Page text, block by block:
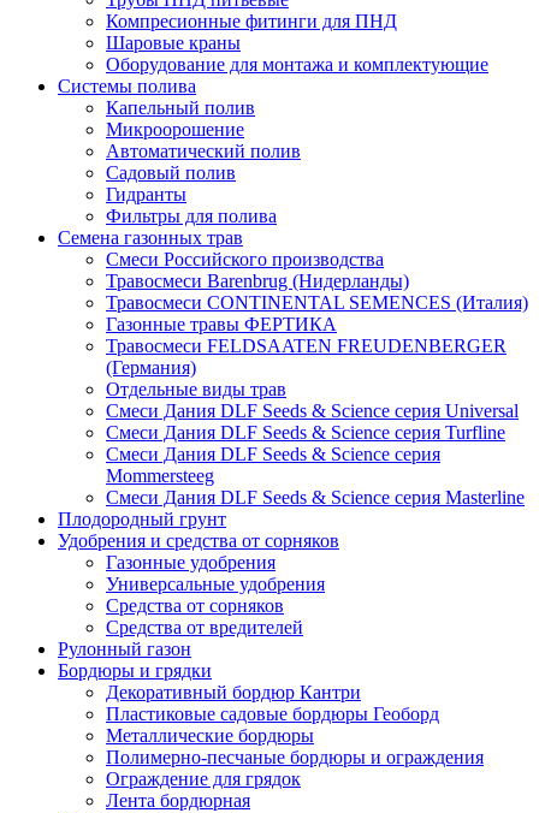
Компресионные фитинги для ПНД
Шаровые краны
Оборудование для монтажа и комплектующие
Системы полива
Капельный полив
Микроорошение
Автоматический полив
Садовый полив
Гидранты
Фильтры для полива
Семена газонных трав
Смеси Российского производства
Травосмеси Barenbrug (Нидерланды)
Травосмеси CONTINENTAL SEMENCES (Италия)
Газонные травы ФЕРТИКА
Травосмеси FELDSAATEN FREUDENBERGER
(Германия)
Отдельные виды трав
Смеси Дания DLF Seeds & Sciеnce серия Universal
Смеси Дания DLF Seeds & Sciеnce серия Turfline
Смеси Дания DLF Seeds & Sciеnce серия
Mommersteeg
Смеси Дания DLF Seeds & Sciеnce серия Masterline
Плодородный грунт
Удобрения и средства от сорняков
Газонные удобрения
Универсальные удобрения
Средства от сорняков
Средства от вредителей
Рулонный газон
Бордюры и грядки
Декоративный бордюр Кантри
Пластиковые садовые бордюры Геоборд
Металлические бордюры
Полимерно-песчаные бордюры и ограждения
Ограждение для грядок
Лента бордюрная